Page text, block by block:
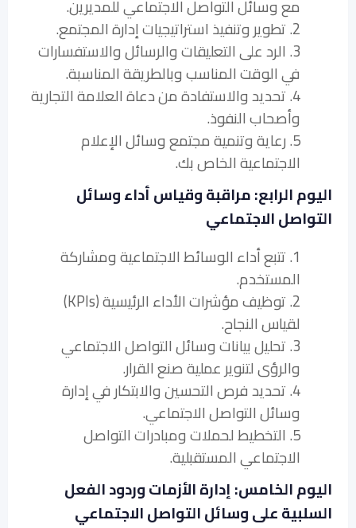
مع وسائل التواصل الاجتماعي للمديرين.
2. تطوير وتنفيذ استراتيجيات إدارة المجتمع.
3. الرد على التعليقات والرسائل والاستفسارات
في الوقت المناسب وبالطريقة المناسبة.
4. تحديد والاستفادة من دعاة العلامة التجارية
وأصحاب النفوذ.
5. رعاية وتنمية مجتمع وسائل الإعلام
الاجتماعية الخاص بك.
اليوم الرابع: مراقبة وقياس أداء وسائل
التواصل الاجتماعي
1. تتبع أداء الوسائط الاجتماعية ومشاركة
المستخدم.
2. توظيف مؤشرات الأداء الرئيسية (KPIs)
لقياس النجاح.
3. تحليل بيانات وسائل التواصل الاجتماعي
والرؤى لتنوير عملية صنع القرار.
4. تحديد فرص التحسين والابتكار في إدارة
وسائل التواصل الاجتماعي.
5. التخطيط لحملات ومبادرات التواصل
الاجتماعي المستقبلية.
اليوم الخامس: إدارة الأزمات وردود الفعل
السلبية على وسائل التواصل الاجتماعي